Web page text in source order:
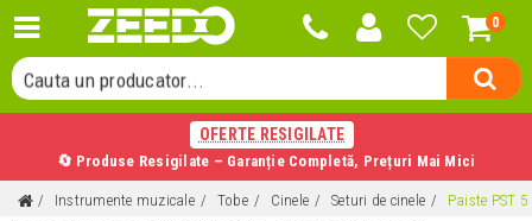
0
Cauta o categorie...
Cauta un producator...
Cauta un produs...
OFERTE RESIGILATE
🔄 Produse Resigilate – Garanție Completă, Prețuri Mai Mici
Instrumente muzicale Tobe Cinele Seturi de cinele Paiste PST